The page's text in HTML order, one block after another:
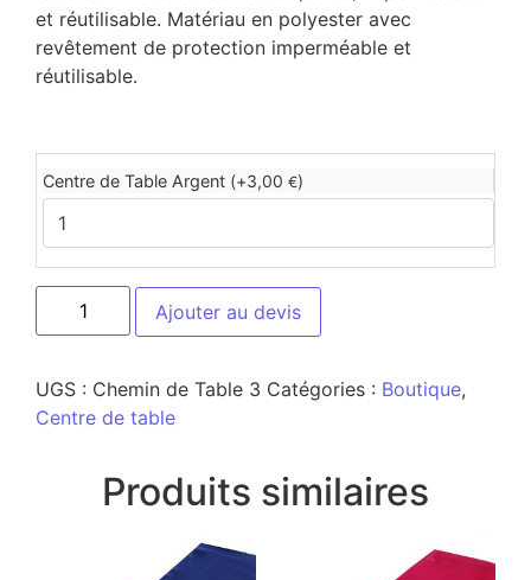
et réutilisable. Matériau en polyester avec
revêtement de protection imperméable et
réutilisable.
Centre de Table Argent (+3,00 €)
Ajouter au devis
UGS : Chemin de Table 3 Catégories : Boutique,
Centre de table
Produits similaires